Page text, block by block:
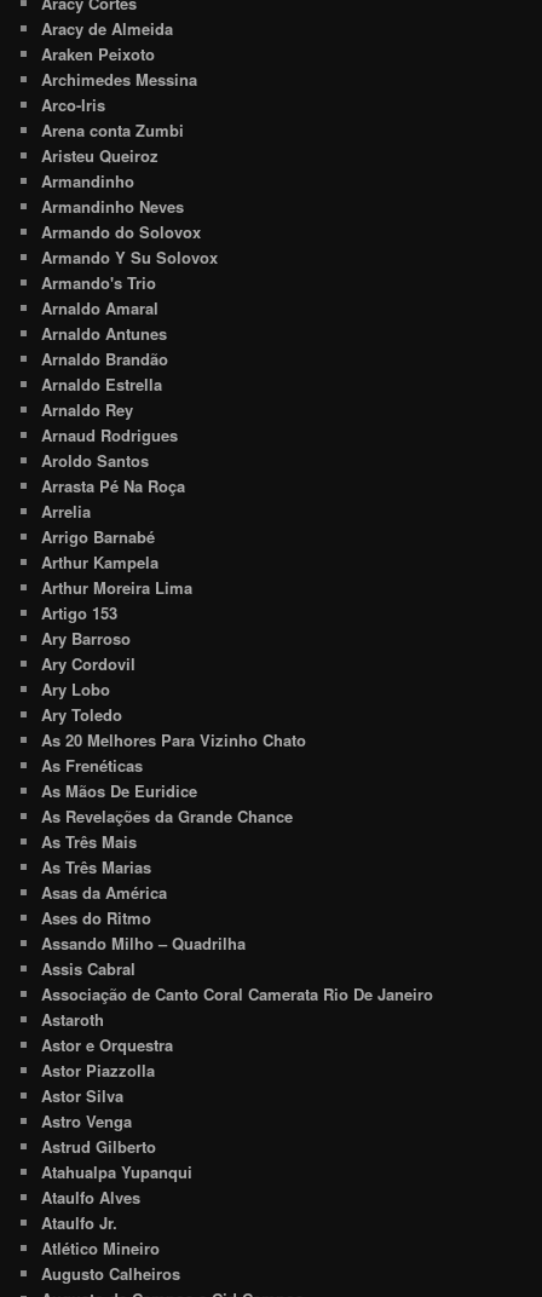
Aracy de Almeida
Araken Peixoto
Archimedes Messina
Arco-Iris
Arena conta Zumbi
Aristeu Queiroz
Armandinho
Armandinho Neves
Armando do Solovox
Armando Y Su Solovox
Armando's Trio
Arnaldo Amaral
Arnaldo Antunes
Arnaldo Brandão
Arnaldo Estrella
Arnaldo Rey
Arnaud Rodrigues
Aroldo Santos
Arrasta Pé Na Roça
Arrelia
Arrigo Barnabé
Arthur Kampela
Arthur Moreira Lima
Artigo 153
Ary Barroso
Ary Cordovil
Ary Lobo
Ary Toledo
As 20 Melhores Para Vizinho Chato
As Frenéticas
As Mãos De Euridice
As Revelações da Grande Chance
As Três Mais
As Três Marias
Asas da América
Ases do Ritmo
Assando Milho – Quadrilha
Assis Cabral
Associação de Canto Coral Camerata Rio De Janeiro
Astaroth
Astor e Orquestra
Astor Piazzolla
Astor Silva
Astro Venga
Astrud Gilberto
Atahualpa Yupanqui
Ataulfo Alves
Ataulfo Jr.
Atlético Mineiro
Augusto Calheiros